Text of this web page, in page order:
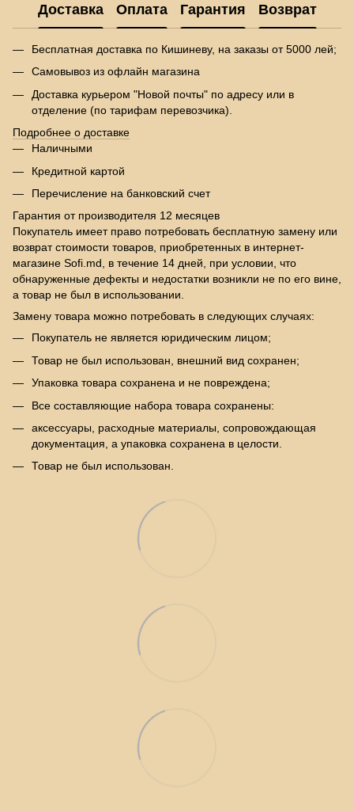
Доставка Оплата Гарантия Возврат
Бесплатная доставка по Кишиневу, на заказы от 5000 лей;
Самовывоз из офлайн магазина
Доставка курьером "Новой почты" по адресу или в
отделение (по тарифам перевозчика).
Подробнее о доставке
Наличными
Кредитной картой
Перечисление на банковский счет
Гарантия от производителя 12 месяцев
Покупатель имеет право потребовать бесплатную замену или
возврат стоимости товаров, приобретенных в интернет-
магазине Sofi.md, в течение 14 дней, при условии, что
обнаруженные дефекты и недостатки возникли не по его вине,
а товар не был в использовании.
Замену товара можно потребовать в следующих случаях:
Покупатель не является юридическим лицом;
Товар не был использован, внешний вид сохранен;
Упаковка товара сохранена и не повреждена;
Все составляющие набора товара сохранены:
аксессуары, расходные материалы, сопровождающая
документация, а упаковка сохранена в целости.
Товар не был использован.